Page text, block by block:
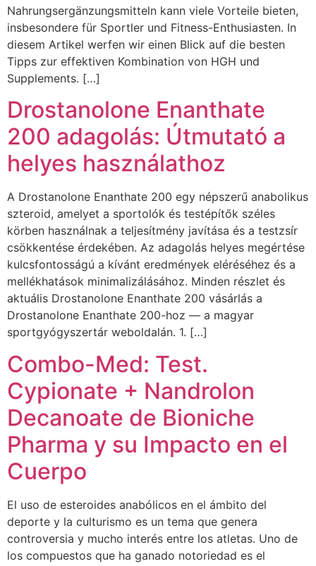
Nahrungsergänzungsmitteln kann viele Vorteile bieten,
insbesondere für Sportler und Fitness-Enthusiasten. In
diesem Artikel werfen wir einen Blick auf die besten
Tipps zur effektiven Kombination von HGH und
Supplements. […]
Drostanolone Enanthate
200 adagolás: Útmutató a
helyes használathoz
A Drostanolone Enanthate 200 egy népszerű anabolikus
szteroid, amelyet a sportolók és testépítők széles
körben használnak a teljesítmény javítása és a testzsír
csökkentése érdekében. Az adagolás helyes megértése
kulcsfontosságú a kívánt eredmények eléréséhez és a
mellékhatások minimalizálásához. Minden részlet és
aktuális Drostanolone Enanthate 200 vásárlás a
Drostanolone Enanthate 200-hoz — a magyar
sportgyógyszertár weboldalán. 1. […]
Combo-Med: Test.
Cypionate + Nandrolon
Decanoate de Bioniche
Pharma y su Impacto en el
Cuerpo
El uso de esteroides anabólicos en el ámbito del
deporte y la culturismo es un tema que genera
controversia y mucho interés entre los atletas. Uno de
los compuestos que ha ganado notoriedad es el